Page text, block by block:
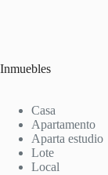
Inmuebles
Casa
Apartamento
Aparta estudio
Lote
Local